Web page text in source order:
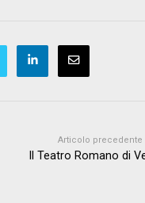
Articolo precedente
Il Teatro Romano di